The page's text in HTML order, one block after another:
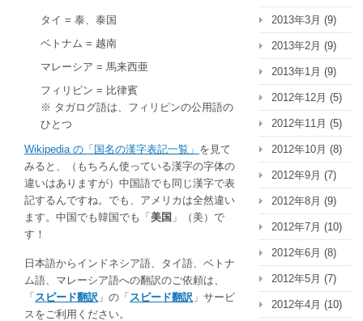
タイ = 泰、泰国
ベトナム = 越南
マレーシア = 馬来西亜
フィリピン = 比律賓
※ タガログ語は、フィリピンの公用語の
ひとつ
Wikipedia の「国名の漢字表記一覧」 を見て
みると、（もちろん使っている漢字の字体の
違いはありますが）中国語でも同じ漢字で表
記するんですね。でも、アメリカは全然違い
ます。中国でも韓国でも「 美国 」（美）で
す！
日本語からインドネシア語、タイ語、ベトナ
ム語、マレーシア語への翻訳のご依頼は、
「 スピード翻訳 」の「 スピード翻訳 」サービ
スをご利用ください。
2013年3月 (9)
2013年2月 (9)
2013年1月 (9)
2012年12月 (5)
2012年11月 (5)
2012年10月 (8)
2012年9月 (7)
2012年8月 (9)
2012年7月 (10)
2012年6月 (8)
2012年5月 (7)
2012年4月 (10)